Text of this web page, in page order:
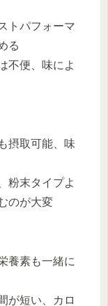
トパフォーマ
る
不便、味によ
摂取可能、味
粉末タイプよ
のが大変
養素も一緒に
が短い、カロ